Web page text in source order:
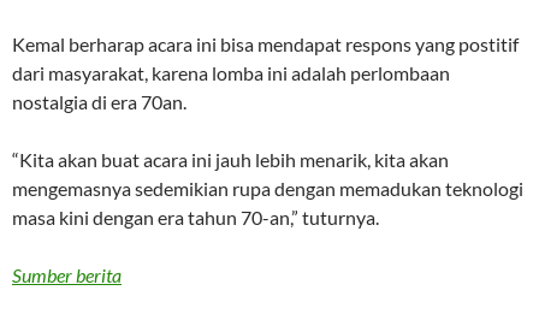
Kemal berharap acara ini bisa mendapat respons yang postitif
dari masyarakat, karena lomba ini adalah perlombaan
nostalgia di era 70an.
“Kita akan buat acara ini jauh lebih menarik, kita akan
mengemasnya sedemikian rupa dengan memadukan teknologi
masa kini dengan era tahun 70-an,” tuturnya.
Sumber berita